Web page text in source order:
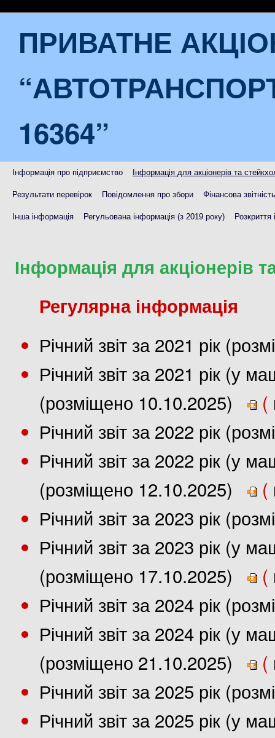
ПРИВАТНЕ
16364”
Інформація про підприємство Інформація для акціонерів та
Результати перевірок Повідомлення про збори Фінансова
Інша інформація Регульована інформація (з 2019 року) Розкриття
Інформація для акціонерів
Регулярна інформація
Річний звіт за 2021 рік
Річний звіт за 2021 рік (у
(розміщено 10.10.2025)
(
Річний звіт за 2022 рік
Річний звіт за 2022 рік (у
(розміщено 12.10.2025)
(
Річний звіт за 2023 рік
Річний звіт за 2023 рік (у
(розміщено 17.10.2025)
(
Річний звіт за 2024 рік
Річний звіт за 2024 рік (у
(розміщено 21.10.2025)
(
Річний звіт за 2025 рік
Річний звіт за 2025 рік (у